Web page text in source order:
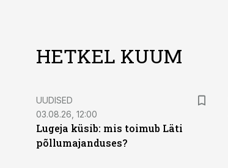
HETKEL KUUM
UUDISED
03.08.26, 12:00
Lugeja küsib: mis toimub Läti
põllumajanduses?